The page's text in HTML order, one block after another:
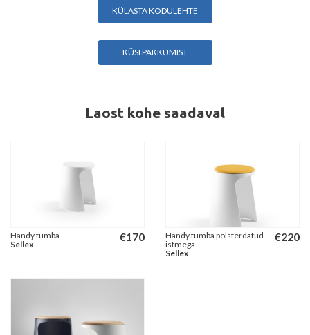
KÜLASTA KODULEHTE
KÜSI PAKKUMIST
Laost kohe saadaval
€170
Handy tumba
Sellex
€220
Handy tumba polsterdatud
istmega
Sellex